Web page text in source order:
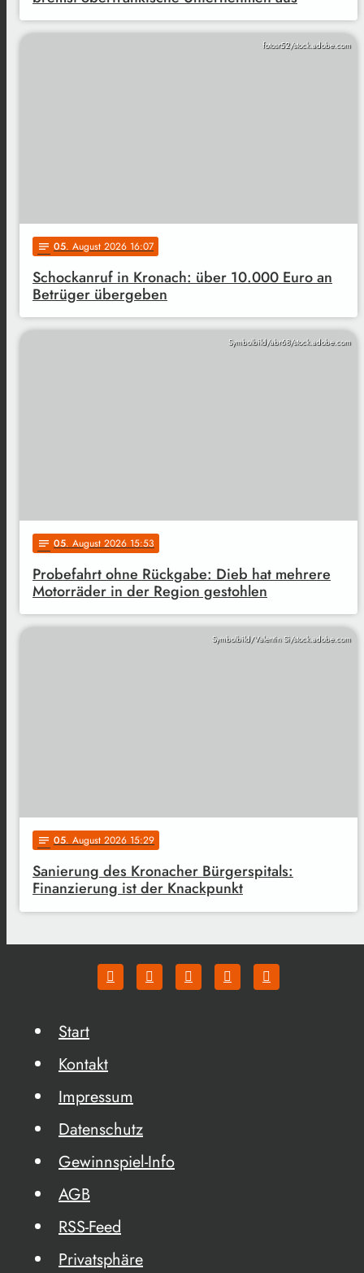
fotosr52/stock.adobe.com
notes 05. August 2026 16:07
Schockanruf in Kronach: über 10.000 Euro an
Betrüger übergeben
Symbolbild/abr68/stock.adobe.com
notes 05. August 2026 15:53
Probefahrt ohne Rückgabe: Dieb hat mehrere
Motorräder in der Region gestohlen
Symbolbild/Valentin Si/stock.adobe.com
notes 05. August 2026 15:29
Sanierung des Kronacher Bürgerspitals:
Finanzierung ist der Knackpunkt
Start
Kontakt
Impressum
Datenschutz
Gewinnspiel-Info
AGB
RSS-Feed
Privatsphäre